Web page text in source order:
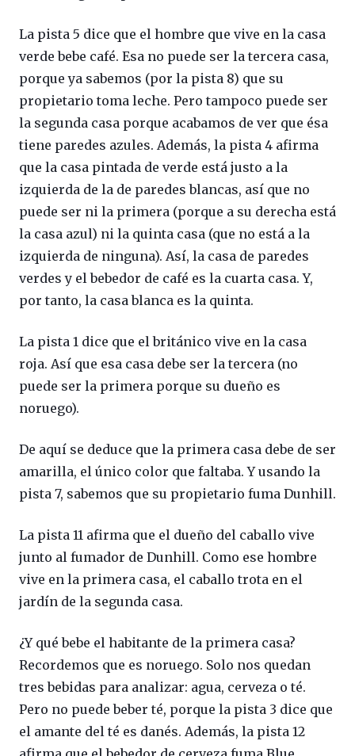
La pista 5 dice que el hombre que vive en la casa
verde bebe café. Esa no puede ser la tercera casa,
porque ya sabemos (por la pista 8) que su
propietario toma leche. Pero tampoco puede ser
la segunda casa porque acabamos de ver que ésa
tiene paredes azules. Además, la pista 4 afirma
que la casa pintada de verde está justo a la
izquierda de la de paredes blancas, así que no
puede ser ni la primera (porque a su derecha está
la casa azul) ni la quinta casa (que no está a la
izquierda de ninguna). Así, la casa de paredes
verdes y el bebedor de café es la cuarta casa. Y,
por tanto, la casa blanca es la quinta.
La pista 1 dice que el británico vive en la casa
roja. Así que esa casa debe ser la tercera (no
puede ser la primera porque su dueño es
noruego).
De aquí se deduce que la primera casa debe de ser
amarilla, el único color que faltaba. Y usando la
pista 7, sabemos que su propietario fuma Dunhill.
La pista 11 afirma que el dueño del caballo vive
junto al fumador de Dunhill. Como ese hombre
vive en la primera casa, el caballo trota en el
jardín de la segunda casa.
¿Y qué bebe el habitante de la primera casa?
Recordemos que es noruego. Solo nos quedan
tres bebidas para analizar: agua, cerveza o té.
Pero no puede beber té, porque la pista 3 dice que
el amante del té es danés. Además, la pista 12